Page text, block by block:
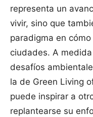
representa un
vivir, sino que
paradigma en
ciudades. A
desafíos
la de Green Living
puede inspirar a
replantearse su